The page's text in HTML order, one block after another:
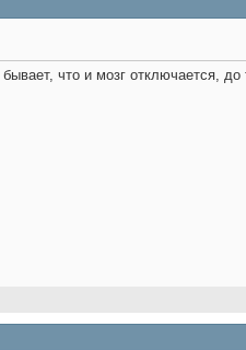
что и мозг отключается, до